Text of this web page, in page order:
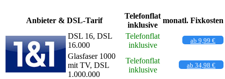
Anbieter & DSL-Tarif
Telefonflat
inklusive
monatl. Fixkosten
DSL 16, DSL
16.000
Telefonflat
inklusive
ab 9,99 €
Glasfaser 1000
mit TV, DSL
1.000.000
Telefonflat
inklusive
ab 34,98 €